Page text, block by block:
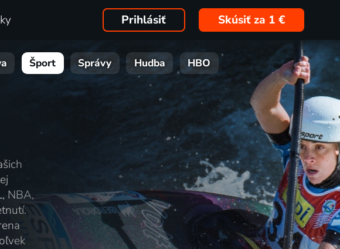
Prihlásiť Skúsiť za 1 €
Šport Správy Hudba HBO
NBA,